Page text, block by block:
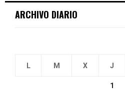
ARCHIVO DIARIO
L M X J
1